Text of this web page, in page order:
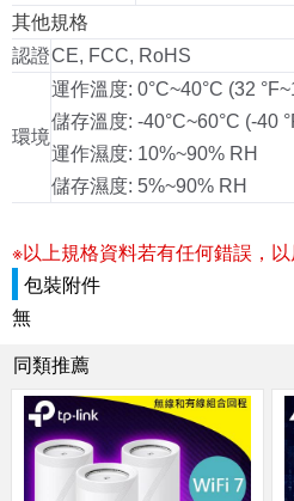
其他規格
認證CE, FCC, RoHS
環境
運作溫度: 0°C~40°C (32
儲存溫度: -40°C~60°C (-40
運作濕度: 10%~90% RH
儲存濕度: 5%~90% RH
※以上規格資料若有任何錯誤，以
包裝附件
無
同類推薦